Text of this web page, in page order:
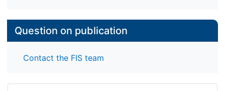
Question on publication
Contact the FIS team